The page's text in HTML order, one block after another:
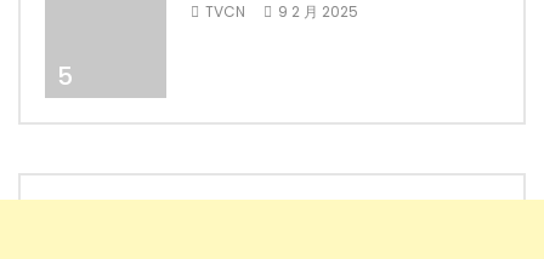
5
TVCN 9 2 月 2025